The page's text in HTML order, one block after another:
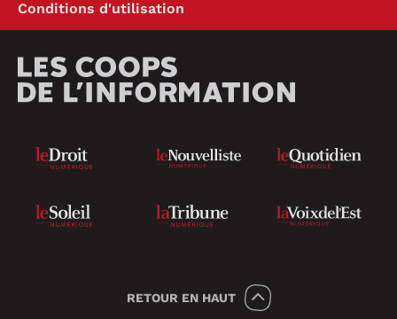
Conditions d'utilisation
RETOUR EN HAUT